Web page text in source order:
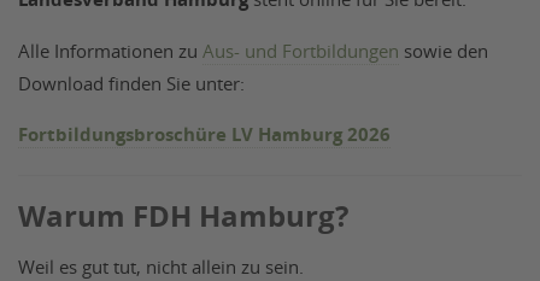
Alle Informationen zu Aus- und Fortbildungen sowie den
Download finden Sie unter:
Fortbildungsbroschüre LV Hamburg 2026
Warum FDH Hamburg?
Weil es gut tut, nicht allein zu sein.